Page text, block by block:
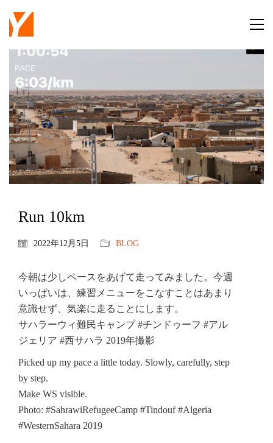
Run 10km
2022年12月5日 BLOG
今朝は少しペースをあげて走ってみました。今週
いっぱいは、練習メニューをこなすことはあまり
意識せず、気楽に走ることにします。
サハラーウィ難民キャンプ #チンドゥーフ #アル
ジェリア #西サハラ 2019年撮影
Picked up my pace a little today. Slowly, carefully, step
by step.
Make WS visible.
Photo: #SahrawiRefugeeCamp #Tindouf #Algeria
#WesternSahara 2019